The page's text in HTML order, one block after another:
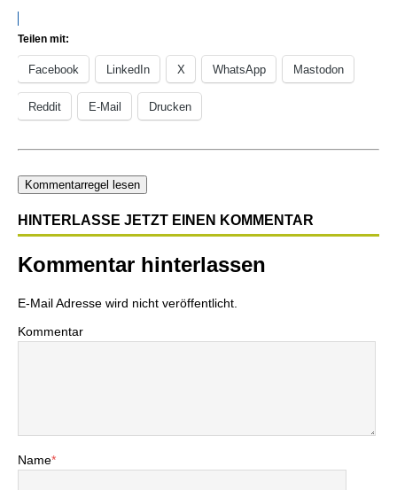
Teilen mit:
Facebook LinkedIn X WhatsApp Mastodon
Reddit E-Mail Drucken
Kommentarregel lesen
HINTERLASSE JETZT EINEN KOMMENTAR
Kommentar hinterlassen
E-Mail Adresse wird nicht veröffentlicht.
Kommentar
Name*